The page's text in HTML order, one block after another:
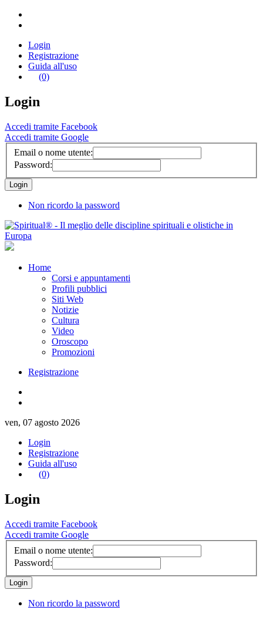
Login
Registrazione
Guida all'uso
(0)
Login
Accedi tramite Facebook
Accedi tramite Google
Email o nome utente:
Password:
Non ricordo la password
Home
Corsi e appuntamenti
Profili pubblici
Siti Web
Notizie
Cultura
Video
Oroscopo
Promozioni
Registrazione
ven, 07 agosto 2026
Login
Registrazione
Guida all'uso
(0)
Login
Accedi tramite Facebook
Accedi tramite Google
Email o nome utente:
Password:
Non ricordo la password